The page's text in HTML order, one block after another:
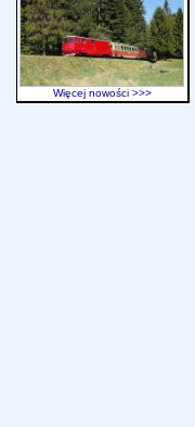
Więcej nowości >>>